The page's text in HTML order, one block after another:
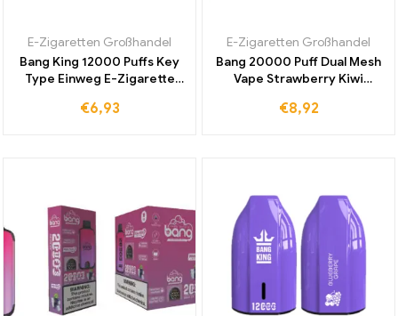
E-Zigaretten Großhandel
Bang King 12000 Puffs Key
Type Einweg E-Zigarette
Frische Jetzt im Duty-Free
€6,93
E-Zigaretten Großhandel
Bang 20000 Puff Dual Mesh
Vape Strawberry Kiwi
zu Großhandelspreisen Ihre
€8,92